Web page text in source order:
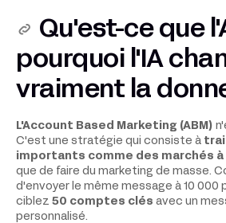
Qu'est-ce que
pourquoi l'IA
vraiment la
L'Account Based Marketing (ABM)
C'est une stratégie qui consiste à
importants comme des marchés
que de faire du marketing de masse.
d'envoyer le même message à 10 000
ciblez 50 comptes clés avec un
personnalisé.